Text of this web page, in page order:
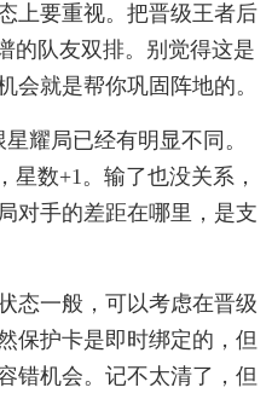
上要重视。把晋级王者后
的队友双排。别觉得这是
就是帮你巩固阵地的。
耀局已经有明显不同。
数+1。输了也没关系，
对手的差距在哪里，是支
态一般，可以考虑在晋级
保护卡是即时绑定的，但
错机会。记不太清了，但